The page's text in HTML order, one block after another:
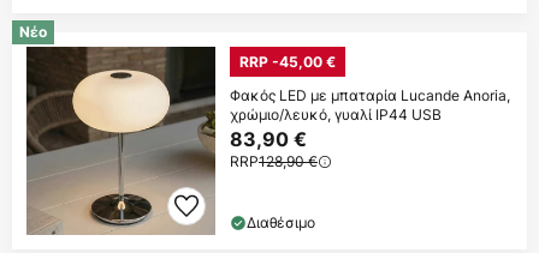
Νέο
RRP -45,00 €
Φακός LED με μπαταρία Lucande Anoria,
χρώμιο/λευκό, γυαλί IP44 USB
83,90 €
RRP128,90 €
Διαθέσιμο